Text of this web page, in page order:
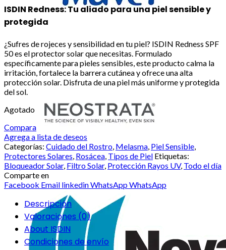
ISDIN Redness: Tu aliado para una piel sensible y
protegida
¿Sufres de rojeces y sensibilidad en tu piel? ISDIN Redness SPF
50 es el protector solar que necesitas. Formulado
específicamente para pieles sensibles, este producto calma la
irritación, fortalece la barrera cutánea y ofrece una alta
protección solar. Disfruta de una piel más uniforme y protegida
del sol.
Agotado
Compara
Agrega a lista de deseos
Categorías: Cuidado del Rostro, Melasma, Piel Sensible,
Protectores Solares, Rosácea, Tipos de Piel Etiquetas:
Bloqueador Solar, Filtro Solar, Protección Rayos UV, Todo el día
Comparte en
Facebook Email linkedinWhatsAppWhatsApp
Descripción
Valoraciones (0)
About ISDIN
Condiciones de envío